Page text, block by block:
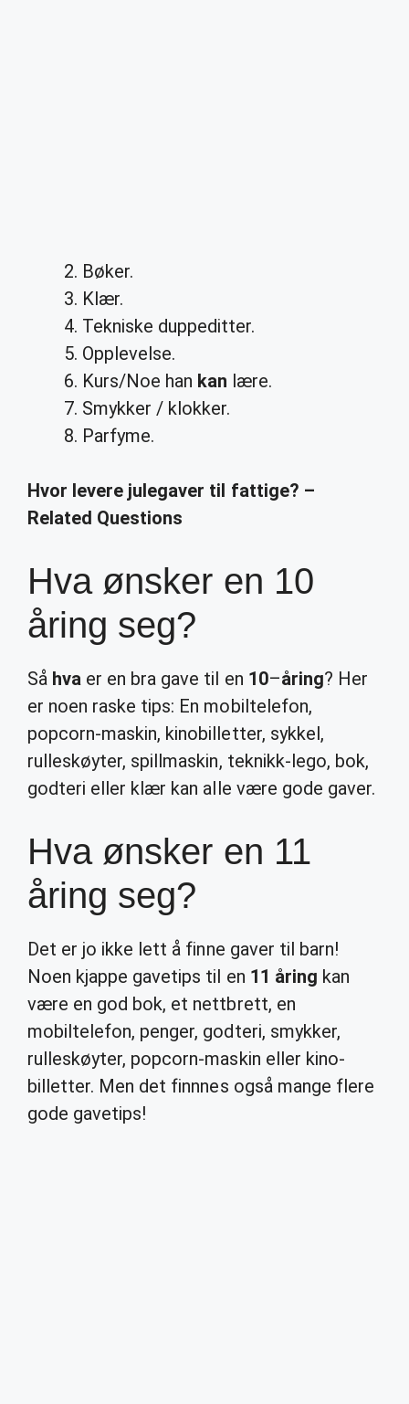
Bøker.
Klær.
Tekniske duppeditter.
Opplevelse.
Kurs/Noe han kan lære.
Smykker / klokker.
Parfyme.
Hvor levere julegaver til fattige? –
Related Questions
Hva ønsker en 10
åring seg?
Så hva er en bra gave til en 10–åring? Her
er noen raske tips: En mobiltelefon,
popcorn-maskin, kinobilletter, sykkel,
rulleskøyter, spillmaskin, teknikk-lego, bok,
godteri eller klær kan alle være gode gaver.
Hva ønsker en 11
åring seg?
Det er jo ikke lett å finne gaver til barn!
Noen kjappe gavetips til en 11 åring kan
være en god bok, et nettbrett, en
mobiltelefon, penger, godteri, smykker,
rulleskøyter, popcorn-maskin eller kino-
billetter. Men det finnnes også mange flere
gode gavetips!